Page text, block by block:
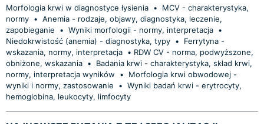
Morfologia krwi w diagnostyce łysienia •
MCV - charakterystyka,
normy • Anemia - rodzaje, objawy, diagnostyka, leczenie,
zapobieganie
• Wyniki morfologii - normy, interpretacja •
Niedokrwistość (anemia) - diagnostyka, typy •
Ferrytyna -
wskazania, normy, interpretacja • ​RDW CV - norma, podwyższone,
obniżone, wskazania •
Badania krwi - charakterystyka, skład krwi,
normy, interpretacja wyników
•
Morfologia krwi obwodowej -
wyniki i normy, zastosowanie
• Wyniki badań krwi - erytrocyty,
hemoglobina, leukocyty, limfocyty